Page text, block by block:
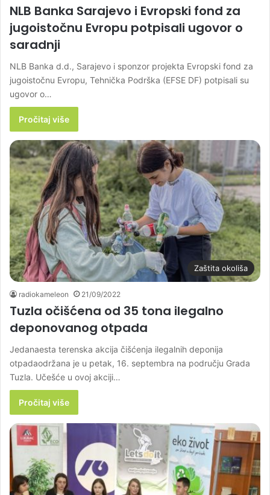
NLB Banka Sarajevo i Evropski fond za
jugoistočnu Evropu potpisali ugovor o
saradnji
NLB Banka d.d., Sarajevo i sponzor projekta Evropski fond za
jugoistočnu Evropu, Tehnička Podrška (EFSE DF) potpisali su
ugovor o…
Pročitaj više
Zaštita okoliša
radiokameleon 21/09/2022
Tuzla očišćena od 35 tona ilegalno
deponovanog otpada
Jedanaesta terenska akcija čišćenja ilegalnih deponija
otpadaodržana je u petak, 16. septembra na području Grada
Tuzla. Učešće u ovoj akciji…
Pročitaj više